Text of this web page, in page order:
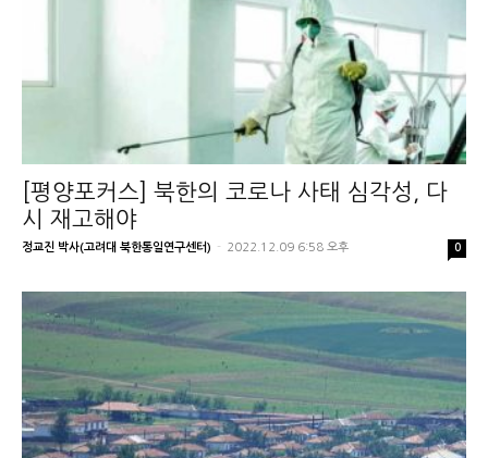
[평양포커스] 북한의 코로나 사태 심각성, 다
시 재고해야
정교진 박사(고려대 북한통일연구센터) - 2022.12.09 6:58 오후 0